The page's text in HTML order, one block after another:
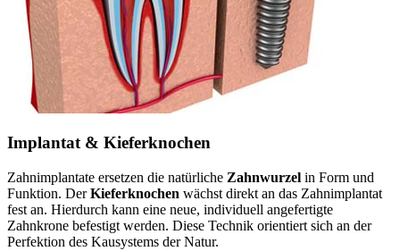
Implantat & Kieferknochen
Zahnimplantate ersetzen die natürliche Zahnwurzel in Form und
Funktion. DerKieferknochen wächst direkt an das Zahnimplantat
fest an. Hierdurch kann eine neue, individuell angefertigte
Zahnkrone befestigt werden. Diese Technik orientiert sich an der
Perfektion des Kausystems der Natur.